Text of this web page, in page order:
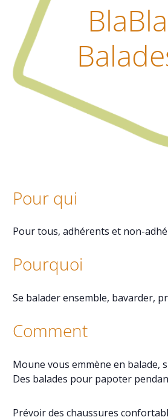
BlaBla
Pour qui
Pour tous, adhérents et non-
Pourquoi
Se balader ensemble, bavarder,
Comment
Moune vous emmène en balade,
Des balades pour papoter
Prévoir des chaussures